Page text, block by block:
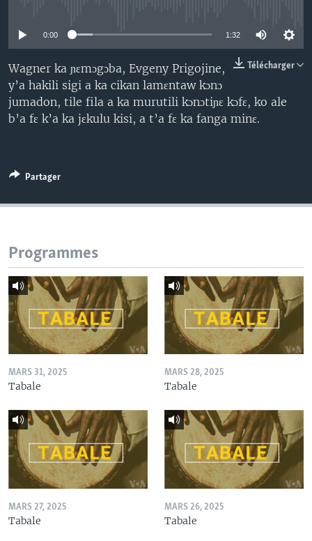
0:00 1:32
Télécharger
Wagner ka ɲɛmɔgɔba, Evgeny Prigojine,
y’a hakili sigi a ka cikan lamɛntaw kɔnɔ
jumadon, tile fila a ka murutili kɔnɔtiɲɛ kɔfɛ, ko ale
b’a fɛ k’a ka jɛkulu kisi, a t’a fɛ ka fanga minɛ.
Partager
Programmes
MARS 31, 2025
Tabale
MARS 28, 2025
Tabale
MARS 27, 2025
Tabale
MARS 26, 2025
Tabale